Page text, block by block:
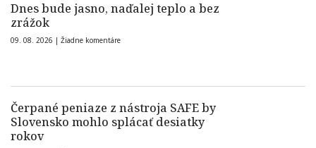
Dnes bude jasno, naďalej teplo a bez
zrážok
09. 08. 2026 | Žiadne komentáre
Čerpané peniaze z nástroja SAFE by
Slovensko mohlo splácať desiatky
rokov